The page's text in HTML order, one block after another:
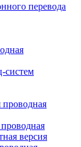
перевода
систем
версия